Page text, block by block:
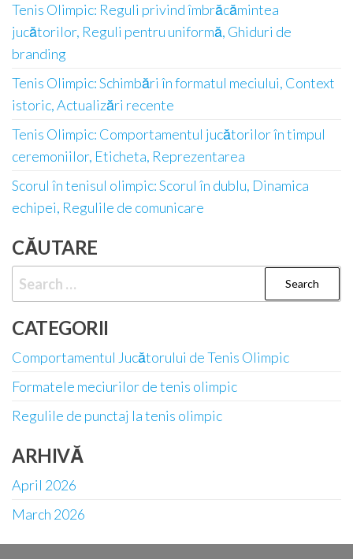
Tenis Olimpic: Reguli privind îmbrăcămintea
jucătorilor, Reguli pentru uniformă, Ghiduri de
branding
Tenis Olimpic: Schimbări în formatul meciului, Context
istoric, Actualizări recente
Tenis Olimpic: Comportamentul jucătorilor în timpul
ceremoniilor, Eticheta, Reprezentarea
Scorul în tenisul olimpic: Scorul în dublu, Dinamica
echipei, Regulile de comunicare
CĂUTARE
Search
for:
CATEGORII
Comportamentul Jucătorului de Tenis Olimpic
Formatele meciurilor de tenis olimpic
Regulile de punctaj la tenis olimpic
ARHIVĂ
April 2026
March 2026